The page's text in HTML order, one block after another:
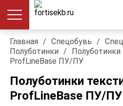
Главная / Спецобувь /
Полуботинки /
ProfLineBase ПУ/ПУ
Полуботинки
ProfLineBase ПУ/ПУ